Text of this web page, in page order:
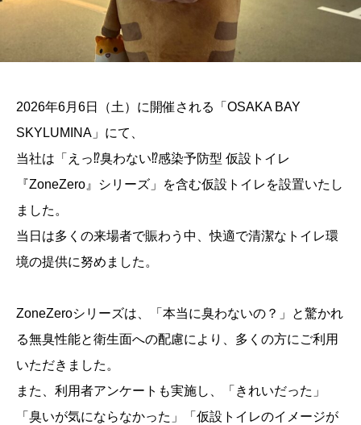
2026年6月6日（土）に開催される「OSAKA BAY
SKYLUMINA」にて、
当社は「えっ⁉臭わない⁉感染予防型 仮設トイレ
『ZoneZero』シリーズ」を含む仮設トイレを設置いたし
ました。
当日は多くの来場者で賑わう中、快適で清潔なトイレ環
境の提供に努めました。
ZoneZeroシリーズは、「本当に臭わないの？」と驚かれ
る無臭性能と衛生面への配慮により、多くの方にご利用
いただきました。
また、利用者アンケートも実施し、「きれいだった」
「臭いが気にならなかった」「仮設トイレのイメージが